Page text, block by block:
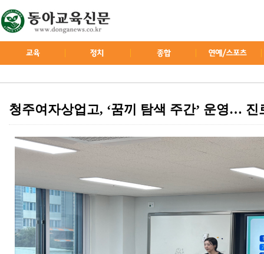
청주여자상업고, ‘꿈끼 탐색 주간’ 운영… 진